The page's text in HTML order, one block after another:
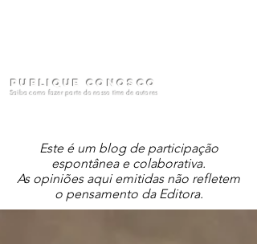
Publique conosco
Saiba como fazer parte do nosso time de autores
Este é um blog de participação
espontânea e colaborativa.
As opiniões aqui emitidas não refletem
o pensamento da Editora.